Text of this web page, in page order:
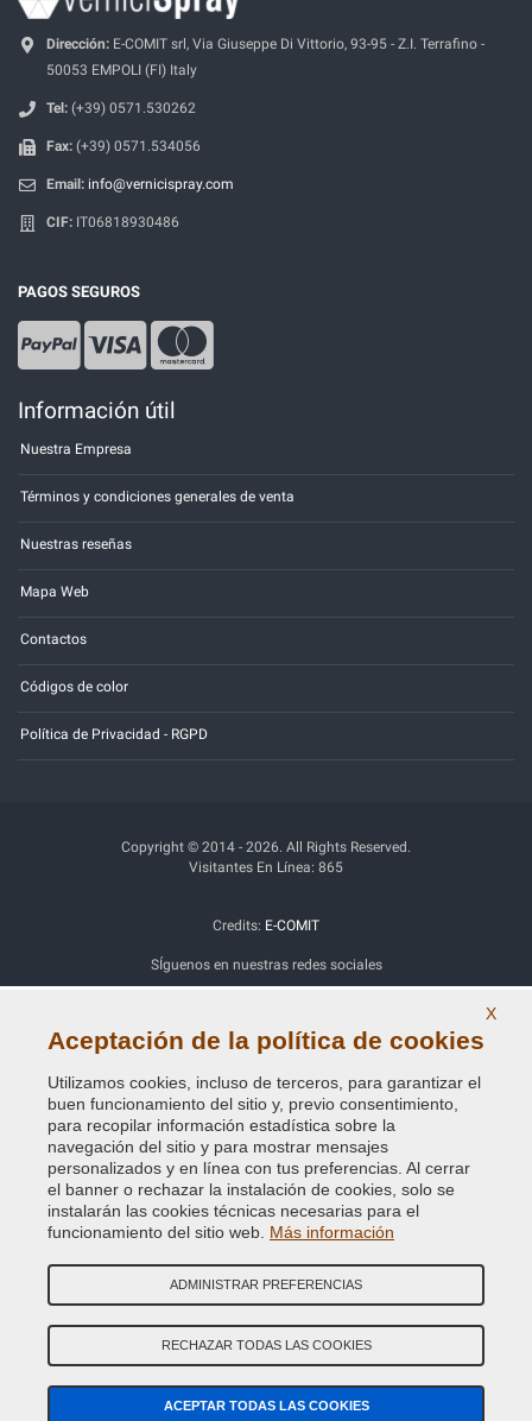
Dirección: E-COMIT srl, Via Giuseppe Di Vittorio, 93-95 - Z.I. Terrafino -
50053 EMPOLI (FI) Italy
Tel: (+39) 0571.530262
Fax: (+39) 0571.534056
Email: info@vernicispray.com
CIF: IT06818930486
PAGOS SEGUROS
Información útil
Nuestra Empresa
Términos y condiciones generales de venta
Nuestras reseñas
Mapa Web
Contactos
Códigos de color
Política de Privacidad - RGPD
Copyright © 2014 - 2026. All Rights Reserved.
Visitantes En Línea: 865
Credits: E-COMIT
SÍguenos en nuestras redes sociales
X
Aceptación de la política de cookies
Utilizamos cookies, incluso de terceros, para garantizar el
buen funcionamiento del sitio y, previo consentimiento,
para recopilar información estadística sobre la
navegación del sitio y para mostrar mensajes
personalizados y en línea con tus preferencias. Al cerrar
el banner o rechazar la instalación de cookies, solo se
instalarán las cookies técnicas necesarias para el
funcionamiento del sitio web. Más información
ADMINISTRAR PREFERENCIAS
RECHAZAR TODAS LAS COOKIES
ACEPTAR TODAS LAS COOKIES